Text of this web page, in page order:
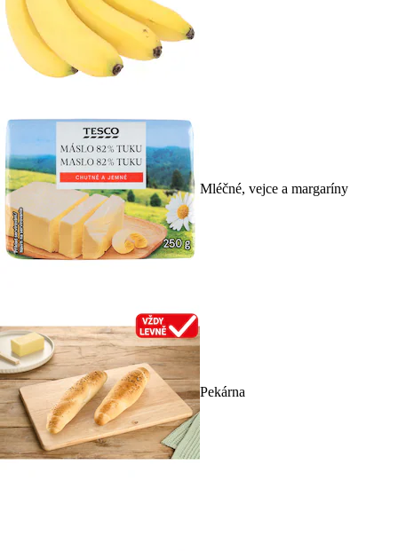
Mléčné, vejce a margaríny
Pekárna